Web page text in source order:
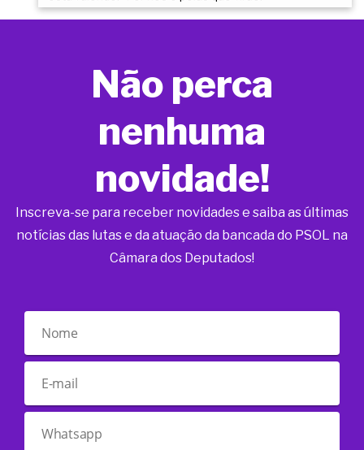
Não perca
nenhuma
novidade!
Inscreva-se para receber novidades e saiba as últimas
notícias das lutas e da atuação da bancada do PSOL na
Câmara dos Deputados!